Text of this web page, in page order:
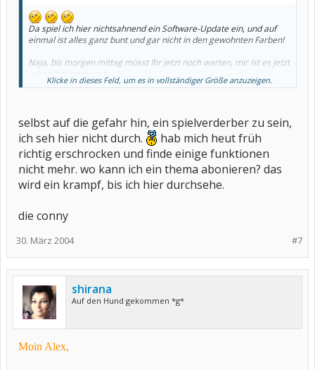
Da spiel ich hier nichtsahnend ein Software-Update ein, und auf
einmal ist alles ganz bunt und gar nicht in den gewohnten Farben!
Naja, bis morgen mittag müsst Ihr jetzt noch warten, mir ist es jetzt
Klicke in dieses Feld, um es in vollständiger Größe anzuzeigen.
selbst auf die gefahr hin, ein spielverderber zu sein,
ich seh hier nicht durch.
hab mich heut früh
richtig erschrocken und finde einige funktionen
nicht mehr. wo kann ich ein thema abonieren? das
wird ein krampf, bis ich hier durchsehe.
die conny
#7
30. März 2004
shirana
Auf den Hund gekommen *g*
Moin Alex,